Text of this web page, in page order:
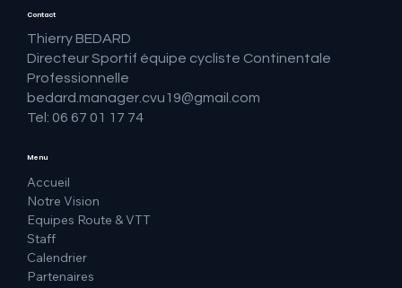
Contact
Thierry BEDARD
Directeur Sportif équipe cycliste Continentale
Professionnelle
bedard.manager.cvu19@gmail.com
Tel: 06 67 01 17 74
Menu
Accueil
Notre Vision
Equipes Route & VTT
Staff
Calendrier
Partenaires